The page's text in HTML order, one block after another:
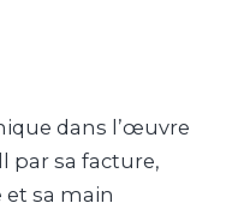
dans l’œuvre
par sa facture,
sa main